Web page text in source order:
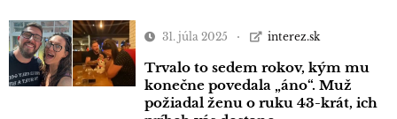
31. júla 2025 interez.sk
Trvalo to sedem rokov, kým mu
konečne povedala „áno“. Muž
požiadal ženu o ruku 43-krát, ich